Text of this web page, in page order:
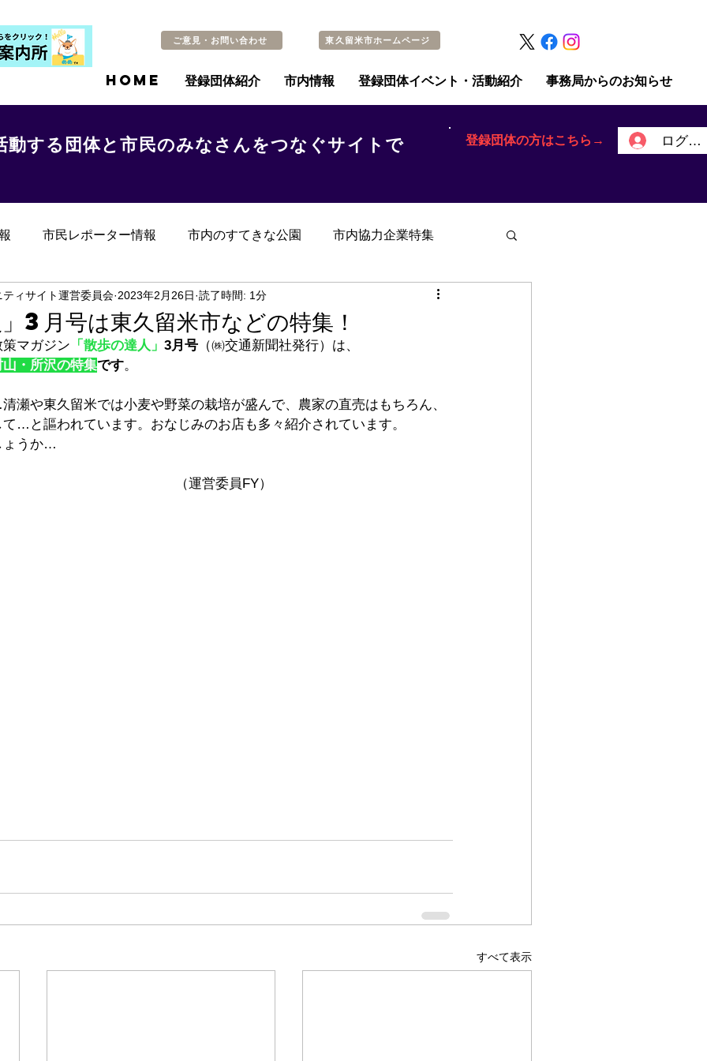
ご意見・お問い合わせ 東久留米市ホームページ
HOME 登録団体紹介 市内情報 登録団体イベント・活動紹介 事務局からのお知らせ
する団体と市民のみなさんをつなぐサイトで 登録団体の方はこちら→ ログイ
市民レポーター情報 市内のすてきな公園 市内協力企業特集
のお知らせ その他 過去の記事
3月号は東久留米市などの特集！
ィサイト運営委員会 2023年2月26日 読了時間: 1分
マガジン 「散歩の達人」 3月号 （㈱交通新聞社発行）は、
・所沢の特集です。
瀬や東久留米では小麦や野菜の栽培が盛んで、農家の直売はもちろん、
…と謳われています。おなじみのお店も多々紹介されています。
ょうか…
（運営委員FY）
すべて表示